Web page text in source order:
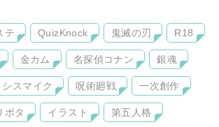
テ QuizKnock 鬼滅の刃 R18
金カム 名探偵コナン 銀魂
シスマイク 呪術廻戦 一次創作
ポタ イラスト 第五人格